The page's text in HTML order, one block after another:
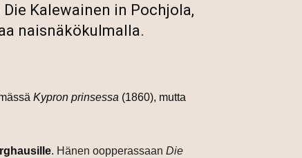
Kalewainen in Pochjola,
naisnäkökulmalla.
Kypron prinsessa (1860), mutta
. Hänen oopperassaan Die